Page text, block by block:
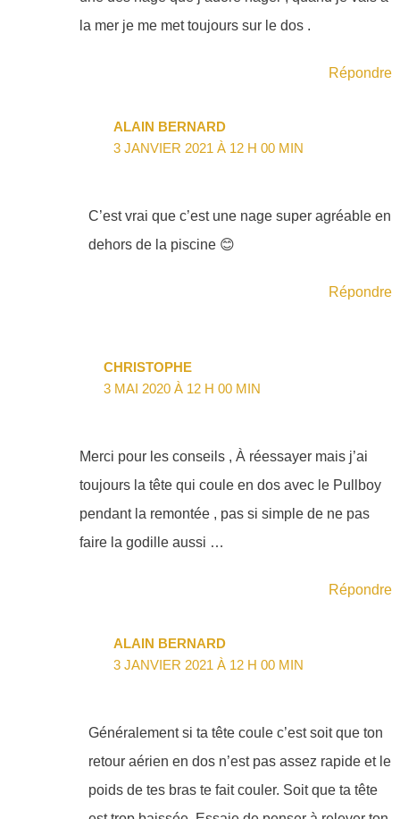
la mer je me met toujours sur le dos .
Répondre
ALAIN BERNARD
3 JANVIER 2021 À 12 H 00 MIN
C’est vrai que c’est une nage super agréable en
dehors de la piscine 😊
Répondre
CHRISTOPHE
3 MAI 2020 À 12 H 00 MIN
Merci pour les conseils , À réessayer mais j’ai
toujours la tête qui coule en dos avec le Pullboy
pendant la remontée , pas si simple de ne pas
faire la godille aussi …
Répondre
ALAIN BERNARD
3 JANVIER 2021 À 12 H 00 MIN
Généralement si ta tête coule c’est soit que ton
retour aérien en dos n’est pas assez rapide et le
poids de tes bras te fait couler. Soit que ta tête